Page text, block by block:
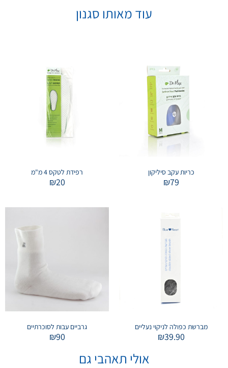
עוד מאותו סגנון
כריות עקב סיליקון
₪79
רפידת לטקס 4 מ"מ
₪20
מברשת כפולה לניקוי נעליים
₪39.90
גרביים עבות לסוכרתיים
₪90
אולי תאהבי גם